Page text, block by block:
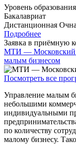
Уровень образования
Бакалавриат
Дистанционная
Подробнее
Заявка в приёмную
МТИ — Московский
малым бизнесом
Посмотреть все
Управление малым
небольшими
индивидуальными
по количеству
малому бизнесу.